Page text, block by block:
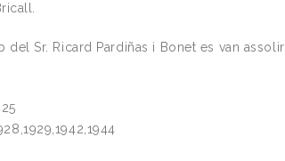
Sr. Ricard Pardiñas i Bonet es van assolir